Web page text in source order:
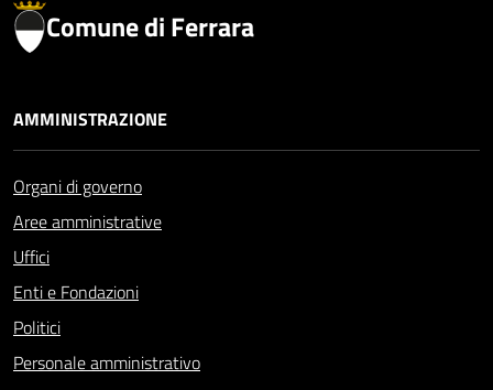
Comune di Ferrara
AMMINISTRAZIONE
Organi di governo
Aree amministrative
Uffici
Enti e Fondazioni
Politici
Personale amministrativo